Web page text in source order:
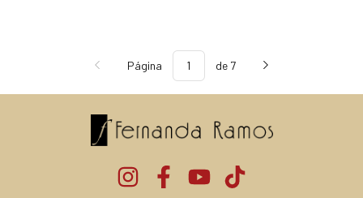
Página de 7